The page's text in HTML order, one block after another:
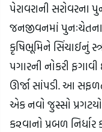
પેરાવરાની સરોવરના
જનજીવનમાં
કૃષિભૂમિને સિંચાઈનું
પગારની નોકરી
ઊર્જા સાંપડી. આ
એક નવો જુસ્સો
ક૨વાનો પ્રબળ નિર્ધાર